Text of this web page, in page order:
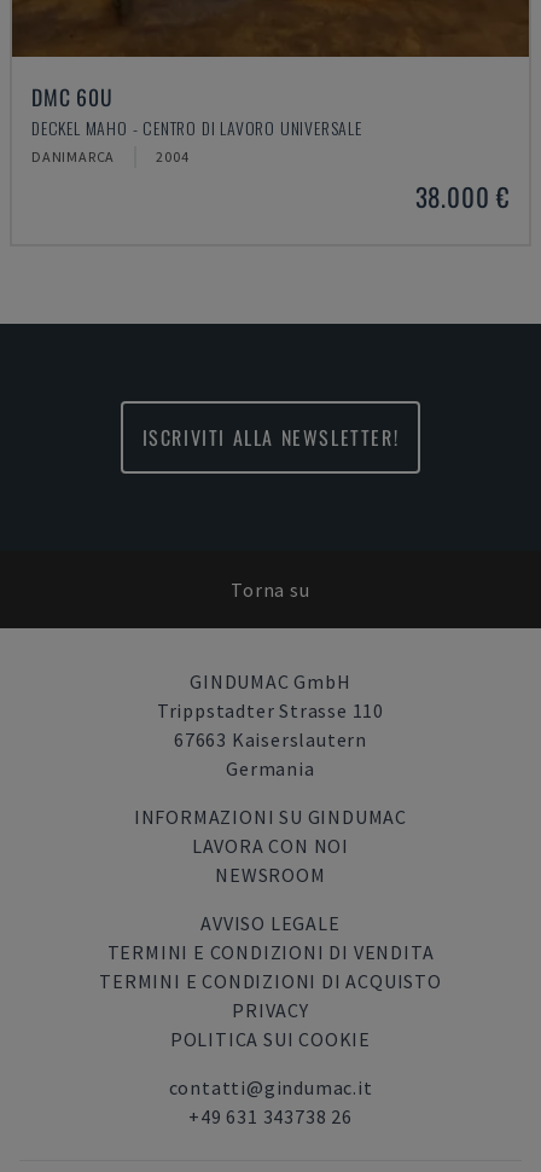
DMC 60U
DECKEL MAHO - CENTRO DI LAVORO UNIVERSALE
DANIMARCA 2004
38.000 €
ISCRIVITI ALLA NEWSLETTER!
Torna su
GINDUMAC GmbH
Trippstadter Strasse 110
67663 Kaiserslautern
Germania
INFORMAZIONI SU GINDUMAC
LAVORA CON NOI
NEWSROOM
AVVISO LEGALE
TERMINI E CONDIZIONI DI VENDITA
TERMINI E CONDIZIONI DI ACQUISTO
PRIVACY
POLITICA SUI COOKIE
contatti@gindumac.it
+49 631 343738 26